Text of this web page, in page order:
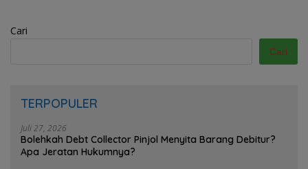
Cari
Cari
TERPOPULER
Juli 27, 2026
Bolehkah Debt Collector Pinjol Menyita Barang Debitur?
Apa Jeratan Hukumnya?